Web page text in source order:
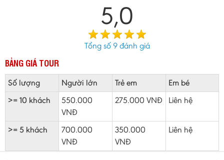
5,0
Tổng số9đánh giá
BẢNG GIÁ TOUR
Số lượng Người lớn Trẻ em
Em bé
>= 10 khách
550.000
VNĐ
275.000 VNĐ Liên hệ
>= 5 khách
700.000
VNĐ
350.000
VNĐ
Liên hệ